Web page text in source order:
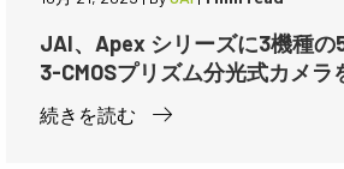
JAI、Apex シリーズに3機種の
3-CMOSプリズム分光式カメラ
続きを読む